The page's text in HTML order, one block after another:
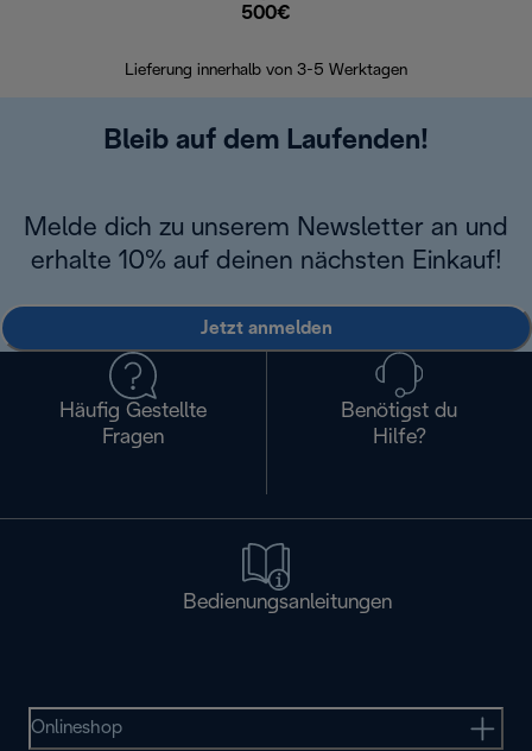
500€
Lieferung innerhalb von 3-5 Werktagen
Bleib auf dem Laufenden!
Melde dich zu unserem Newsletter an und
erhalte 10% auf deinen nächsten Einkauf!
Jetzt anmelden
Häufig Gestellte
Fragen
Benötigst du
Hilfe?
Bedienungsanleitungen
Onlineshop